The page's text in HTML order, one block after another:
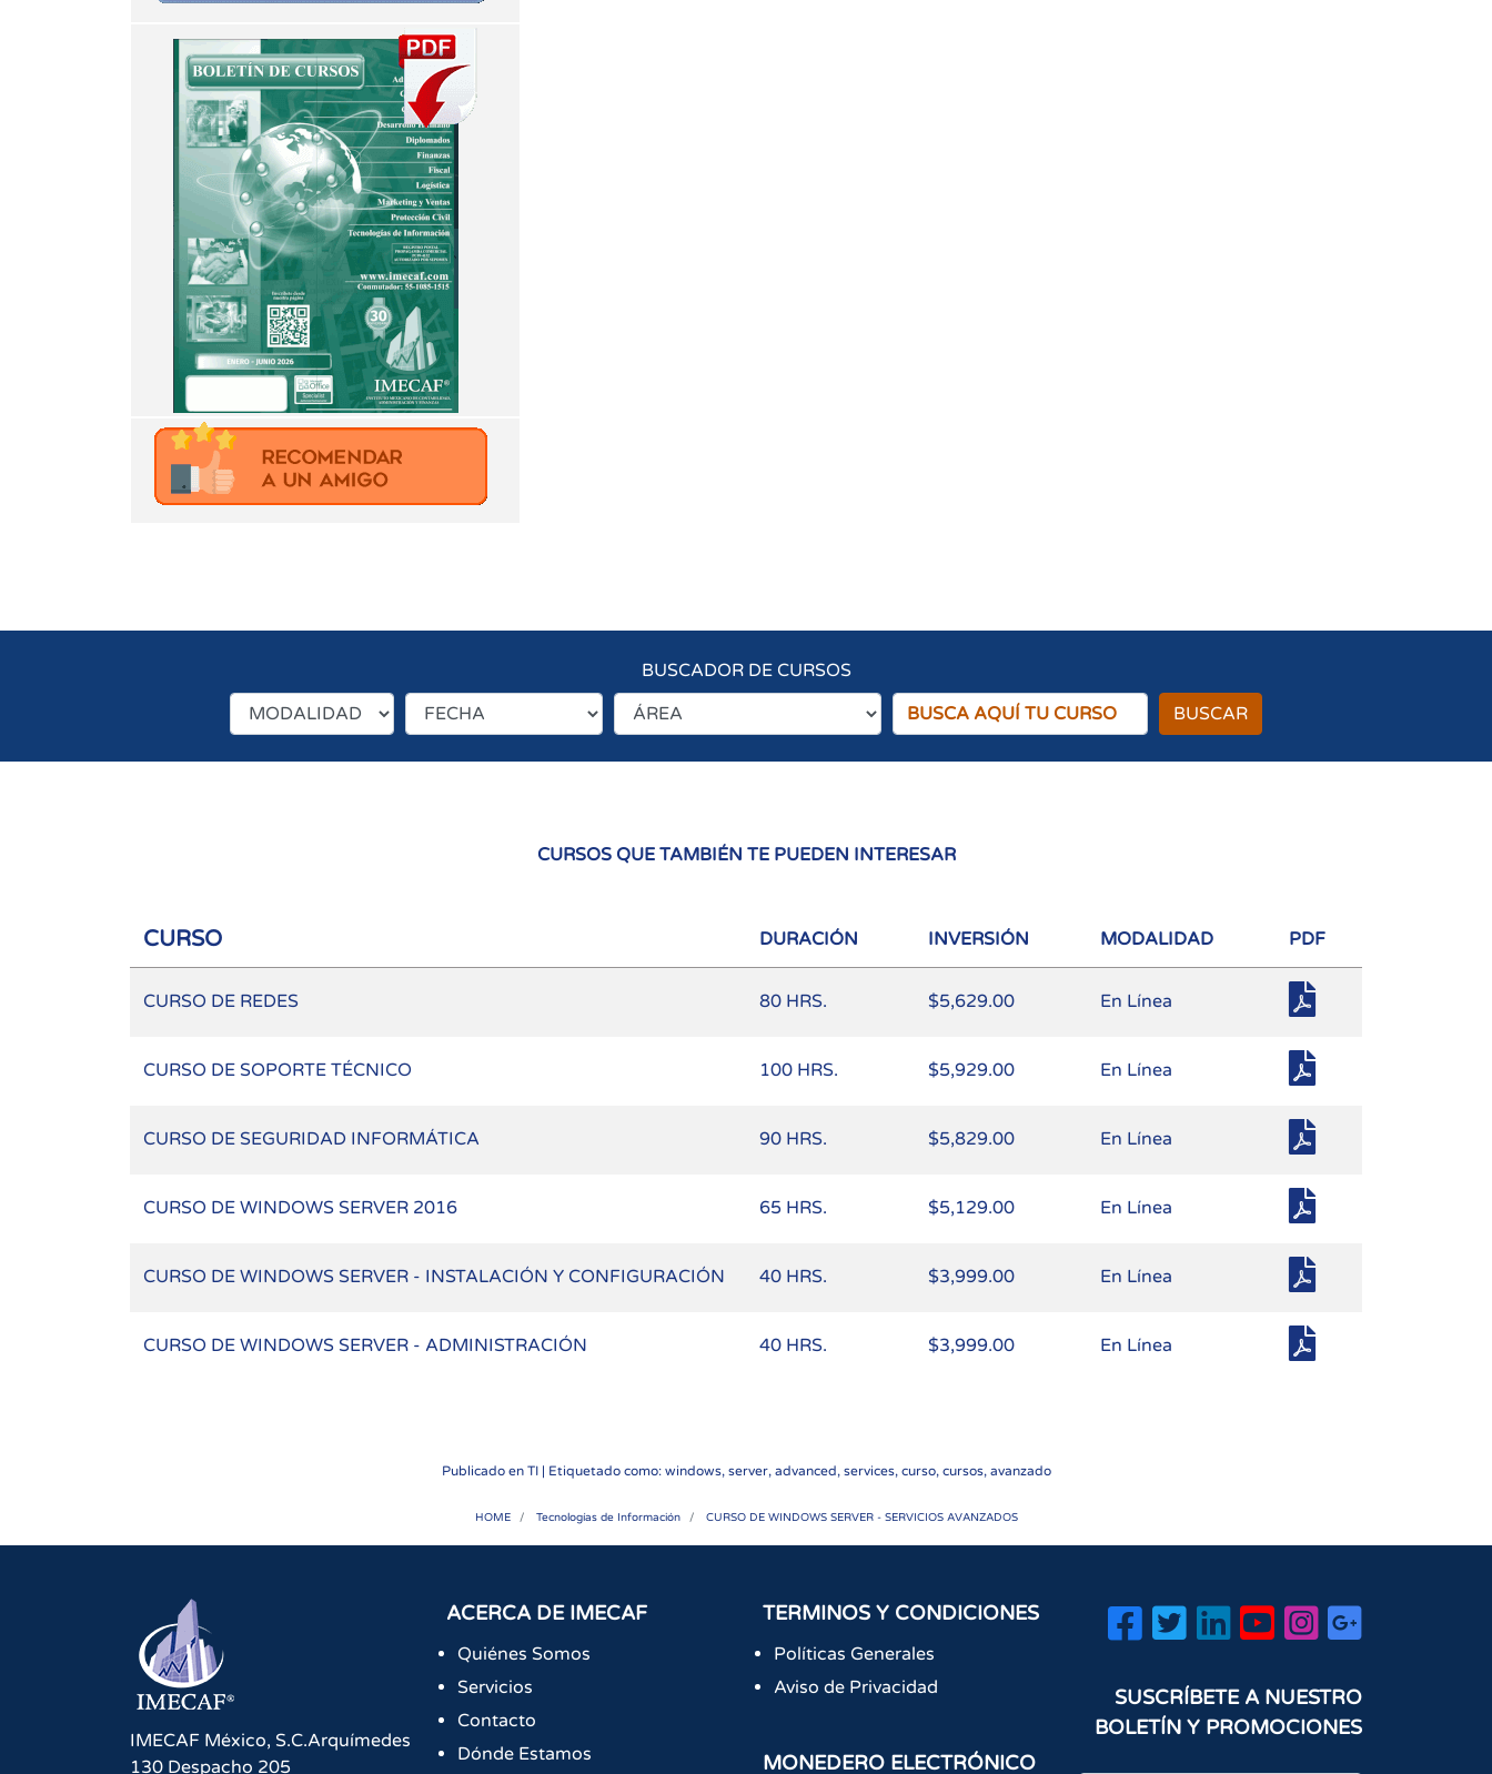
BUSCADOR DE CURSOS
BUSCAR
CURSOS QUE TAMBIÉN TE PUEDEN INTERESAR
CURSO DURACIÓN INVERSIÓN MODALIDAD PDF
CURSO DE REDES 80 HRS. $5,629.00 En Línea
CURSO DE SOPORTE TÉCNICO 100 HRS. $5,929.00 En Línea
CURSO DE SEGURIDAD INFORMÁTICA 90 HRS. $5,829.00 En Línea
CURSO DE WINDOWS SERVER 2016 65 HRS. $5,129.00 En Línea
CURSO DE WINDOWS SERVER - INSTALACIÓN Y CONFIGURACIÓN 40 HRS. $3,999.00 En Línea
CURSO DE WINDOWS SERVER - ADMINISTRACIÓN 40 HRS. $3,999.00 En Línea
Publicado en TI| Etiquetado como: windows, server, advanced, services, curso, cursos, avanzado
HOME Tecnologías de Información CURSO DE WINDOWS SERVER - SERVICIOS AVANZADOS
IMECAF México, S.C.Arquímedes
130 Despacho 205
ACERCA DE IMECAF
Quiénes Somos
Servicios
Contacto
Dónde Estamos
TERMINOS Y CONDICIONES
Políticas Generales
Aviso de Privacidad
MONEDERO ELECTRÓNICO
SUSCRÍBETE A NUESTRO
BOLETÍN Y PROMOCIONES